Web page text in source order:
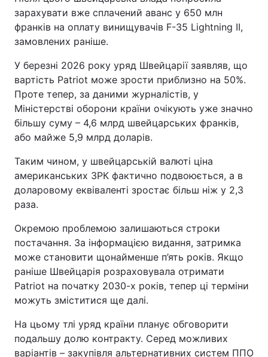
зарахувати вже сплачений аванс у 650 млн
франків на оплату винищувачів F-35 Lightning II,
замовлених раніше.
У березні 2026 року уряд Швейцарії заявляв, що
вартість Patriot може зрости приблизно на 50%.
Проте тепер, за даними журналістів, у
Міністерстві оборони країни очікують уже значно
більшу суму – 4,6 млрд швейцарських франків,
або майже 5,9 млрд доларів.
Таким чином, у швейцарській валюті ціна
американських ЗРК фактично подвоюється, а в
доларовому еквіваленті зростає більш ніж у 2,3
раза.
Окремою проблемою залишаються строки
постачання. За інформацією видання, затримка
може становити щонайменше п’ять років. Якщо
раніше Швейцарія розраховувала отримати
Patriot на початку 2030-х років, тепер ці терміни
можуть зміститися ще далі.
На цьому тлі уряд країни планує обговорити
подальшу долю контракту. Серед можливих
варіантів – закупівля альтернативних систем ППО